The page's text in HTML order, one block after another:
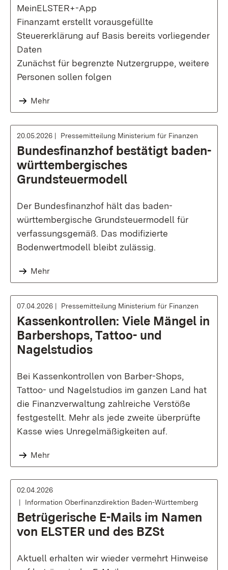
MeinELSTER+-App
Finanzamt erstellt vorausgefüllte
Steuererklärung auf Basis bereits vorliegender
Daten
Zunächst für begrenzte Nutzergruppe, weitere
Personen sollen folgen
Mehr
20.05.2026 Pressemitteilung Ministerium für Finanzen
Bundesfinanzhof bestätigt baden-
württembergisches
Grundsteuermodell
Der Bundesfinanzhof hält das baden-
württembergische Grundsteuermodell für
verfassungsgemäß. Das modifizierte
Bodenwertmodell bleibt zulässig.
Mehr
07.04.2026 Pressemitteilung Ministerium für Finanzen
Kassenkontrollen: Viele Mängel in
Barbershops, Tattoo- und
Nagelstudios
Bei Kassenkontrollen von Barber-Shops,
Tattoo- und Nagelstudios im ganzen Land hat
die Finanzverwaltung zahlreiche Verstöße
festgestellt. Mehr als jede zweite überprüfte
Kasse wies Unregelmäßigkeiten auf.
Mehr
02.04.2026
Information Oberfinanzdirektion Baden-Württemberg
Betrügerische E-Mails im Namen
von ELSTER und des BZSt
Aktuell erhalten wir wieder vermehrt Hinweise